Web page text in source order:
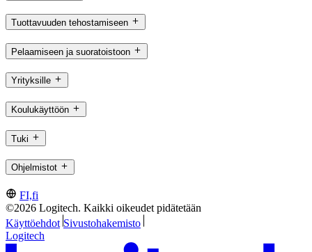
Tuottavuuden tehostamiseen
Pelaamiseen ja suoratoistoon
Yrityksille
Koulukäyttöön
Tuki
Ohjelmistot
FI,fi
©2026 Logitech. Kaikki oikeudet pidätetään
Käyttöehdot Sivustohakemisto
Logitech